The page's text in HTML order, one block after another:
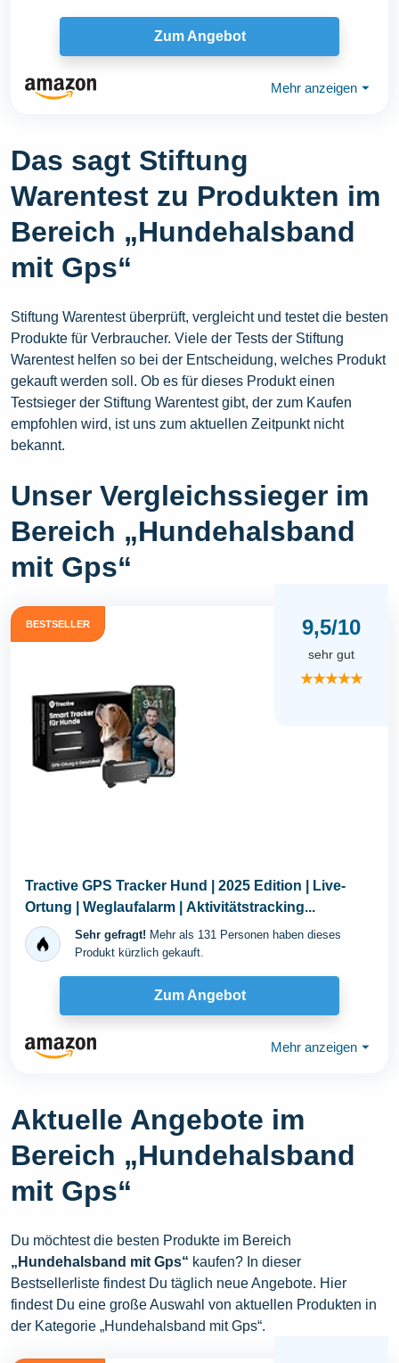
Zum Angebot
Mehr anzeigen ⏷
Das sagt Stiftung
Warentest zu Produkten im
Bereich „Hundehalsband
mit Gps“
Stiftung Warentest überprüft, vergleicht und testet die besten
Produkte für Verbraucher. Viele der Tests der Stiftung
Warentest helfen so bei der Entscheidung, welches Produkt
gekauft werden soll. Ob es für dieses Produkt einen
Testsieger der Stiftung Warentest gibt, der zum Kaufen
empfohlen wird, ist uns zum aktuellen Zeitpunkt nicht
bekannt.
Unser Vergleichssieger im
Bereich „Hundehalsband
mit Gps“
BESTSELLER 9,5/10
sehr gut
★★★★★
Tractive GPS Tracker Hund | 2025 Edition | Live-
Ortung | Weglaufalarm | Aktivitätstracking...
Sehr gefragt! Mehr als 131 Personen haben dieses
Produkt kürzlich gekauft.
Zum Angebot
Mehr anzeigen ⏷
Aktuelle Angebote im
Bereich „Hundehalsband
mit Gps“
Du möchtest die besten Produkte im Bereich
„Hundehalsband mit Gps“ kaufen? In dieser
Bestsellerliste findest Du täglich neue Angebote. Hier
findest Du eine große Auswahl von aktuellen Produkten in
der Kategorie „Hundehalsband mit Gps“.